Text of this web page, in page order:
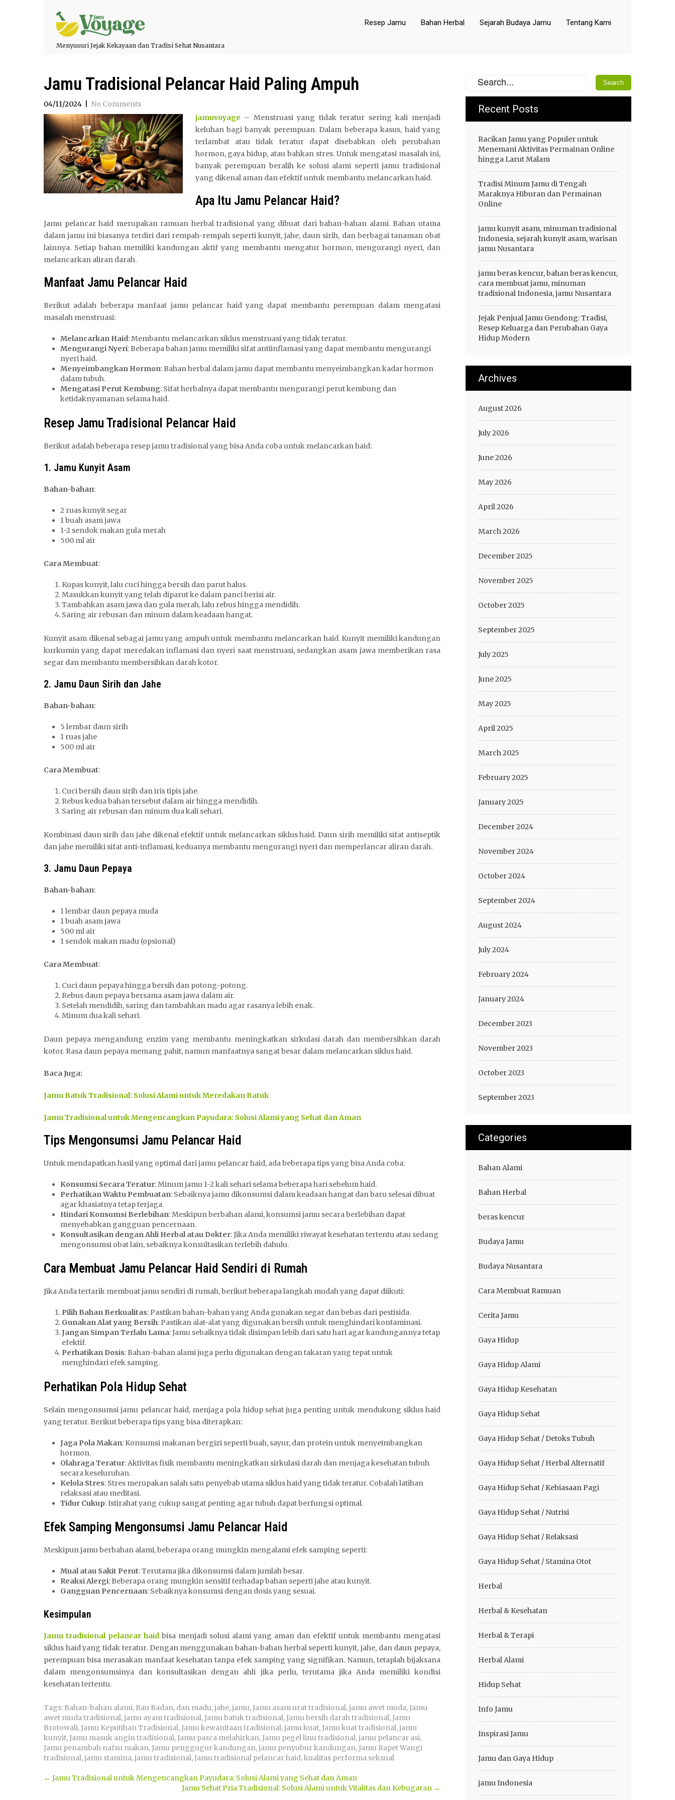
Menyusuri Jejak Kekayaan dan Tradisi Sehat Nusantara
Resep Jamu Bahan Herbal Sejarah Budaya Jamu Tentang Kami
Jamu Tradisional Pelancar Haid Paling Ampuh
04/11/2024
No Comments
jamuvoyage – Menstruasi yang tidak teratur sering kali menjadi
keluhan bagi banyak perempuan. Dalam beberapa kasus, haid yang
terlambat atau tidak teratur dapat disebabkan oleh perubahan
hormon, gaya hidup, atau bahkan stres. Untuk mengatasi masalah ini,
banyak perempuan beralih ke solusi alami seperti jamu tradisional
yang dikenal aman dan efektif untuk membantu melancarkan haid.
Apa Itu Jamu Pelancar Haid?
Jamu pelancar haid merupakan ramuan herbal tradisional yang dibuat dari bahan-bahan alami. Bahan utama
dalam jamu ini biasanya terdiri dari rempah-rempah seperti kunyit, jahe, daun sirih, dan berbagai tanaman obat
lainnya. Setiap bahan memiliki kandungan aktif yang membantu mengatur hormon, mengurangi nyeri, dan
melancarkan aliran darah.
Manfaat Jamu Pelancar Haid
Berikut adalah beberapa manfaat jamu pelancar haid yang dapat membantu perempuan dalam mengatasi
masalah menstruasi:
Melancarkan Haid: Membantu melancarkan siklus menstruasi yang tidak teratur.
Mengurangi Nyeri: Beberapa bahan jamu memiliki sifat antiinflamasi yang dapat membantu mengurangi
nyeri haid.
Menyeimbangkan Hormon: Bahan herbal dalam jamu dapat membantu menyeimbangkan kadar hormon
dalam tubuh.
Mengatasi Perut Kembung: Sifat herbalnya dapat membantu mengurangi perut kembung dan
ketidaknyamanan selama haid.
Resep Jamu Tradisional Pelancar Haid
Berikut adalah beberapa resep jamu tradisional yang bisa Anda coba untuk melancarkan haid:
1. Jamu Kunyit Asam
Bahan-bahan:
2 ruas kunyit segar
1 buah asam jawa
1-2 sendok makan gula merah
500 ml air
Cara Membuat:
Kupas kunyit, lalu cuci hingga bersih dan parut halus.
Masukkan kunyit yang telah diparut ke dalam panci berisi air.
Tambahkan asam jawa dan gula merah, lalu rebus hingga mendidih.
Saring air rebusan dan minum dalam keadaan hangat.
Kunyit asam dikenal sebagai jamu yang ampuh untuk membantu melancarkan haid. Kunyit memiliki kandungan
kurkumin yang dapat meredakan inflamasi dan nyeri saat menstruasi, sedangkan asam jawa memberikan rasa
segar dan membantu membersihkan darah kotor.
2. Jamu Daun Sirih dan Jahe
Bahan-bahan:
5 lembar daun sirih
1 ruas jahe
500 ml air
Cara Membuat:
Cuci bersih daun sirih dan iris tipis jahe.
Rebus kedua bahan tersebut dalam air hingga mendidih.
Saring air rebusan dan minum dua kali sehari.
Kombinasi daun sirih dan jahe dikenal efektif untuk melancarkan siklus haid. Daun sirih memiliki sifat antiseptik
dan jahe memiliki sifat anti-inflamasi, keduanya membantu mengurangi nyeri dan memperlancar aliran darah.
3. Jamu Daun Pepaya
Bahan-bahan:
1 lembar daun pepaya muda
1 buah asam jawa
500 ml air
1 sendok makan madu (opsional)
Cara Membuat:
Cuci daun pepaya hingga bersih dan potong-potong.
Rebus daun pepaya bersama asam jawa dalam air.
Setelah mendidih, saring dan tambahkan madu agar rasanya lebih enak.
Minum dua kali sehari.
Daun pepaya mengandung enzim yang membantu meningkatkan sirkulasi darah dan membersihkan darah
kotor. Rasa daun pepaya memang pahit, namun manfaatnya sangat besar dalam melancarkan siklus haid.
Baca Juga:
Jamu Batuk Tradisional: Solusi Alami untuk Meredakan Batuk
Jamu Tradisional untuk Mengencangkan Payudara: Solusi Alami yang Sehat dan Aman
Tips Mengonsumsi Jamu Pelancar Haid
Untuk mendapatkan hasil yang optimal dari jamu pelancar haid, ada beberapa tips yang bisa Anda coba:
Konsumsi Secara Teratur: Minum jamu 1-2 kali sehari selama beberapa hari sebelum haid.
Perhatikan Waktu Pembuatan: Sebaiknya jamu dikonsumsi dalam keadaan hangat dan baru selesai dibuat
agar khasiatnya tetap terjaga.
Hindari Konsumsi Berlebihan: Meskipun berbahan alami, konsumsi jamu secara berlebihan dapat
menyebabkan gangguan pencernaan.
Konsultasikan dengan Ahli Herbal atau Dokter: Jika Anda memiliki riwayat kesehatan tertentu atau sedang
mengonsumsi obat lain, sebaiknya konsultasikan terlebih dahulu.
Cara Membuat Jamu Pelancar Haid Sendiri di Rumah
Jika Anda tertarik membuat jamu sendiri di rumah, berikut beberapa langkah mudah yang dapat diikuti:
Pilih Bahan Berkualitas: Pastikan bahan-bahan yang Anda gunakan segar dan bebas dari pestisida.
Gunakan Alat yang Bersih: Pastikan alat-alat yang digunakan bersih untuk menghindari kontaminasi.
Jangan Simpan Terlalu Lama: Jamu sebaiknya tidak disimpan lebih dari satu hari agar kandungannya tetap
efektif.
Perhatikan Dosis: Bahan-bahan alami juga perlu digunakan dengan takaran yang tepat untuk
menghindari efek samping.
Perhatikan Pola Hidup Sehat
Selain mengonsumsi jamu pelancar haid, menjaga pola hidup sehat juga penting untuk mendukung siklus haid
yang teratur. Berikut beberapa tips yang bisa diterapkan:
Jaga Pola Makan: Konsumsi makanan bergizi seperti buah, sayur, dan protein untuk menyeimbangkan
hormon.
Olahraga Teratur: Aktivitas fisik membantu meningkatkan sirkulasi darah dan menjaga kesehatan tubuh
secara keseluruhan.
Kelola Stres: Stres merupakan salah satu penyebab utama siklus haid yang tidak teratur. Cobalah latihan
relaksasi atau meditasi.
Tidur Cukup: Istirahat yang cukup sangat penting agar tubuh dapat berfungsi optimal.
Efek Samping Mengonsumsi Jamu Pelancar Haid
Meskipun jamu berbahan alami, beberapa orang mungkin mengalami efek samping seperti:
Mual atau Sakit Perut: Terutama jika dikonsumsi dalam jumlah besar.
Reaksi Alergi: Beberapa orang mungkin sensitif terhadap bahan seperti jahe atau kunyit.
Gangguan Pencernaan: Sebaiknya konsumsi dengan dosis yang sesuai.
Kesimpulan
Jamu tradisional pelancar haid bisa menjadi solusi alami yang aman dan efektif untuk membantu mengatasi
siklus haid yang tidak teratur. Dengan menggunakan bahan-bahan herbal seperti kunyit, jahe, dan daun pepaya,
perempuan bisa merasakan manfaat kesehatan tanpa efek samping yang signifikan. Namun, tetaplah bijaksana
dalam mengonsumsinya dan konsultasikan dengan ahli jika perlu, terutama jika Anda memiliki kondisi
kesehatan tertentu.
Tags: Bahan-bahan alami, Bau Badan, dan madu,jahe,jamu,Jamu asam urat tradisional,jamu awet muda,Jamu
awet muda tradisional,jamu ayam tradisional,Jamu batuk tradisional,Jamu bersih darah tradisional,Jamu
Brotowali,Jamu Keputihan Tradisional,Jamu kewanitaan tradisional,jamu kuat,Jamu kuat tradisional,jamu
kunyit,Jamu masuk angin tradisional,Jamu pasca melahirkan,Jamu pegel linu tradisional,jamu pelancar asi,
Jamu penambah nafsu makan,Jamu penggugur kandungan,jamu penyubur kandungan,Jamu Rapet Wangi
tradisional,jamu stamina,jamu tradisional,Jamu tradisional pelancar haid,kualitas performa seksual
Post
← Jamu Tradisional untuk Mengencangkan Payudara: Solusi Alami yang Sehat dan Aman
Jamu Sehat Pria Tradisional: Solusi Alami untuk Vitalitas dan Kebugaran →
Recent Posts
Racikan Jamu yang Populer untuk
Menemani Aktivitas Permainan Online
hingga Larut Malam
Tradisi Minum Jamu di Tengah
Maraknya Hiburan dan Permainan
Online
jamu kunyit asam, minuman tradisional
Indonesia, sejarah kunyit asam, warisan
jamu Nusantara
jamu beras kencur, bahan beras kencur,
cara membuat jamu, minuman
tradisional Indonesia, jamu Nusantara
Jejak Penjual Jamu Gendong: Tradisi,
Resep Keluarga dan Perubahan Gaya
Hidup Modern
Archives
August 2026
July 2026
June 2026
May 2026
April 2026
March 2026
December 2025
November 2025
October 2025
September 2025
July 2025
June 2025
May 2025
April 2025
March 2025
February 2025
January 2025
December 2024
November 2024
October 2024
September 2024
August 2024
July 2024
February 2024
January 2024
December 2023
November 2023
October 2023
September 2023
Categories
Bahan Alami
Bahan Herbal
beras kencur
Budaya Jamu
Budaya Nusantara
Cara Membuat Ramuan
Cerita Jamu
Gaya Hidup
Gaya Hidup Alami
Gaya Hidup Kesehatan
Gaya Hidup Sehat
Gaya Hidup Sehat / Detoks Tubuh
Gaya Hidup Sehat / Herbal Alternatif
Gaya Hidup Sehat / Kebiasaan Pagi
Gaya Hidup Sehat / Nutrisi
Gaya Hidup Sehat / Relaksasi
Gaya Hidup Sehat / Stamina Otot
Herbal
Herbal & Kesehatan
Herbal & Terapi
Herbal Alami
Hidup Sehat
Info Jamu
Inspirasi Jamu
Jamu dan Gaya Hidup
jamu Indonesia